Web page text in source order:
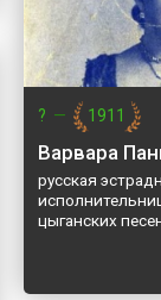
? — 1911
Варвара
русская
цыганских